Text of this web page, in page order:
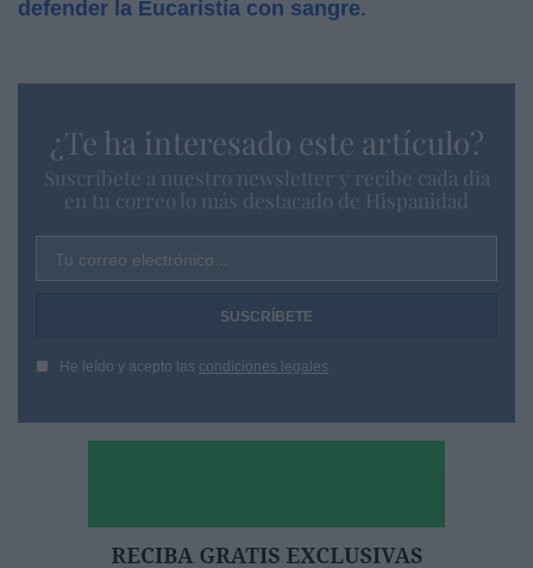
defender la Eucaristía con sangre.
¿Te ha interesado este artículo?
Suscríbete a nuestro newsletter y recibe cada dia
en tu correo lo más destacado de Hispanidad
Tu correo electrónico...
He leído y acepto las condiciones legales